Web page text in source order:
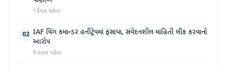
1 દિવસ પહેલા
02 IAF વિંગ કમાન્ડર હનીટ્રેપમાં ફસાયા, સંવેદનશીલ માહિતી લીક કરવાનો
આરોપ
8 કલાક પહેલા